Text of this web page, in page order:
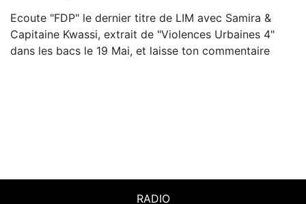
Ecoute "FDP" le dernier titre de LIM avec Samira &
Capitaine Kwassi, extrait de "Violences Urbaines 4"
dans les bacs le 19 Mai, et laisse ton commentaire
RADIO